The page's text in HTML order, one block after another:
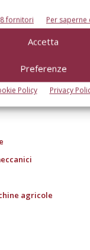
fornitori Per
Accetta
Preferenze
Policy Privacy
i diritti riservati. Sede
Partita IVA e Iscrizione
Milano n. 71 del 05/03/
di Bologna n. 6111 del
Abbonamento Postale
agricole